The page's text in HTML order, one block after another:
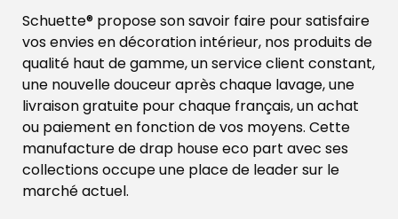
Schuette® propose son savoir faire pour satisfaire
vos envies en décoration intérieur, nos produits de
qualité haut de gamme, un service client constant,
une nouvelle douceur après chaque lavage, une
livraison gratuite pour chaque français, un achat
ou paiement en fonction de vos moyens. Cette
manufacture de drap house eco part avec ses
collections occupe une place de leader sur le
marché actuel.